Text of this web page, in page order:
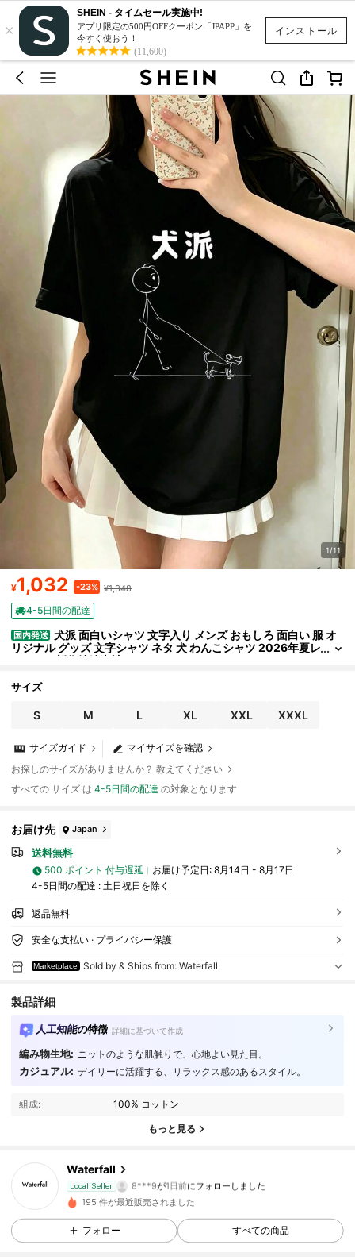
インストール
×
SHEIN - タイムセール実施中!
アプリ限定の500円OFFクーポン「JPAPP」を
今すぐ使おう！
(11,600)
1/11
¥1,032 -23% ¥1,348
4-5日間の配達
国内発送 犬派 面白いシャツ 文字入り メンズ おもしろ 面白い 服 オ
リジナル グッズ 文字シャツ ネタ 犬 わんこシャツ 2026年夏レ
ディース新作純綿半袖
サイズ
S M L XL XXL XXXL
マイサイズを確認
サイズガイド
お探しのサイズがありませんか？ 教えてください
すべての サイズ は4-5日間の配達 の対象となります
お届け先 Japan
送料無料
500 ポイント 付与遅延 お届け予定日: 8月14日 - 8月17日
4-5日間の配達 : 土日祝日を除く
返品無料
安全な支払い · プライバシー保護
Marketplace Sold by & Ships from: Waterfall
製品詳細
人工知能の特徴 詳細に基づいて作成
編み物生地: ニットのような肌触りで、心地よい見た目。
カジュアル: デイリーに活躍する、リラックス感のあるスタイル。
組成: 100% コットン
もっと見る
Waterfall
Local Seller
4.80 6 フォロワー
4.80 6 フォロワー
4.80
6 フォロワー
6 フォロワー
195 件が最近販売されました
フォロー すべての商品